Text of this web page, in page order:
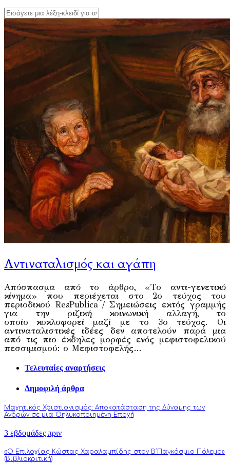
Αντιναταλισμός και αγάπη
Απόσπασμα από το άρθρο, «Το αντι-γενετικό
κίνημα» που περιέχεται στο 2ο τεύχος του
περιοδικού ResPublica / Σημειώσεις εκτός γραμμής
για την ριζική κοινωνική αλλαγή, το
οποίο κυκλοφορεί μαζί με το 3ο τεύχος. Οι
αντιναταλιστικές ιδέες δεν αποτελούν παρά μια
από τις πιο έκδηλες μορφές ενός μεφιστοφελικού
πεσσιμισμού: ο Μεφιστοφελής…
Τελευταίες αναρτήσεις
Δημοφιλή άρθρα
Μαχητικός Χριστιανισμός: Αποκατάσταση της Δύναμης των
Ανδρών σε μια Θηλυκοποιημένη Εποχή
3 εβδομάδες πριν
«Ο Επιλοχίας Κώστας Χαραλαμπίδης στον Β΄Παγκόσμιο Πόλεμο»
(βιβλιοκριτική)